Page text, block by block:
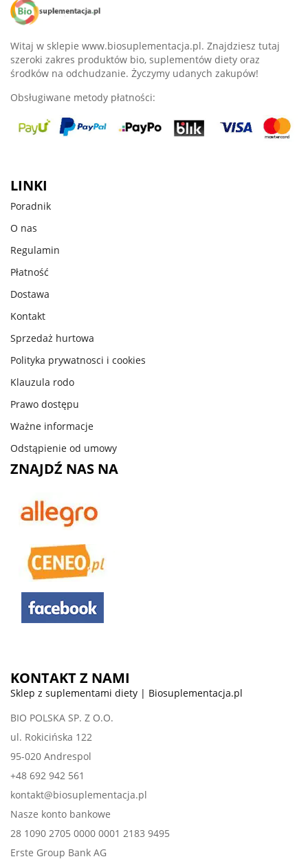
Witaj w sklepie www.biosuplementacja.pl. Znajdziesz tutaj
szeroki zakres produktów bio, suplementów diety oraz
środków na odchudzanie. Życzymy udanych zakupów!
Obsługiwane metody płatności:
LINKI
Poradnik
O nas
Regulamin
Płatność
Dostawa
Kontakt
Sprzedaż hurtowa
Polityka prywatnosci i cookies
Klauzula rodo
Prawo dostępu
Ważne informacje
Odstąpienie od umowy
ZNAJDŹ NAS NA
KONTAKT Z NAMI
Sklep z suplementami diety | Biosuplementacja.pl
BIO POLSKA SP. Z O.O.
ul. Rokicińska 122
95-020 Andrespol
+48 692 942 561
kontakt@biosuplementacja.pl
Nasze konto bankowe
28 1090 2705 0000 0001 2183 9495
Erste Group Bank AG